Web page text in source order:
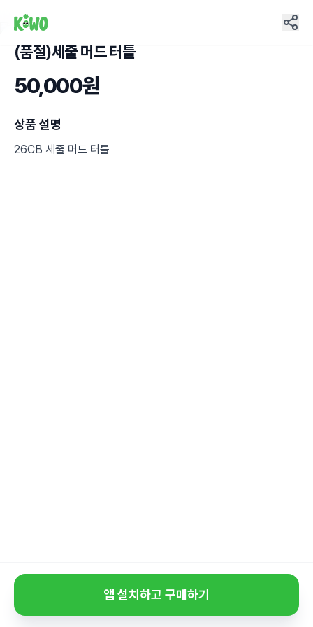
(품절)세줄 머드 터틀
50,000원
상품 설명
26CB 세줄 머드 터틀
앱 설치하고 구매하기